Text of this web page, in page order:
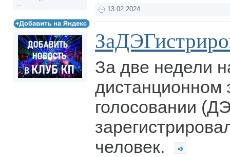
13.02.2024
За две недели
дистанционном
голосовании
человек.